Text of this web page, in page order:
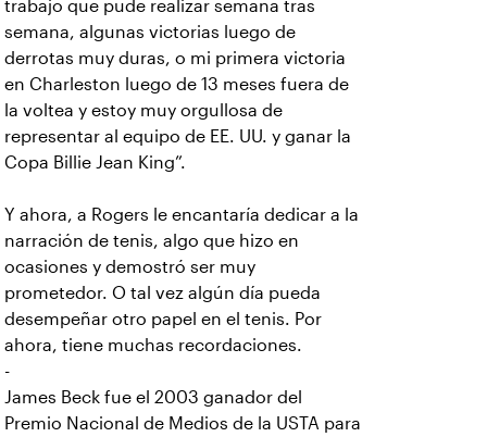
trabajo que pude realizar semana tras
semana, algunas victorias luego de
derrotas muy duras, o mi primera victoria
en Charleston luego de 13 meses fuera de
la voltea y estoy muy orgullosa de
representar al equipo de EE. UU. y ganar la
Copa Billie Jean King”.
Y ahora, a Rogers le encantaría dedicar a la
narración de tenis, algo que hizo en
ocasiones y demostró ser muy
prometedor. O tal vez algún día pueda
desempeñar otro papel en el tenis. Por
ahora, tiene muchas recordaciones.
-
James Beck fue el 2003 ganador del
Premio Nacional de Medios de la USTA para